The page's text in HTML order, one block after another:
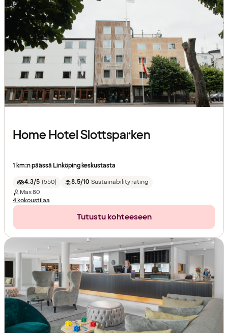
Home Hotel Slottsparken
1 km:n päässä Linköping keskustasta
4.3/5 (550) 8.5/10 Sustainability rating
Max80
4 kokoustilaa
Tutustu kohteeseen